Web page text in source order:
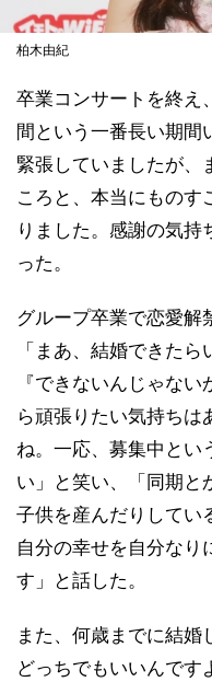
柏木由紀
卒業コンサートを終え
間という一番長い期間
緊張していましたが、
ころと、本当にものす
りました。感謝の気持
った。
グループ卒業で恋愛解
「まあ、結婚できた
『できないんじゃな
ら頑張りたい気持ちは
ね。一応、募集中とい
い」と笑い、「同期と
子供を産んだりしてい
自分の幸せを自分なり
す」と話した。
また、何歳までに結婚
どっちでもいいんです